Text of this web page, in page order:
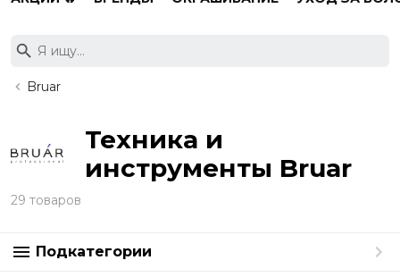
Bruar
Техника и
инструменты Bruar
29 товаров
Подкатегории